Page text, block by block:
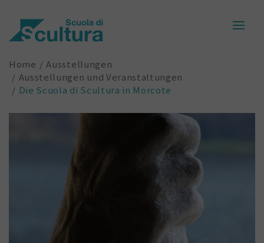
Home
Ausstellungen
Ausstellungen und Veranstaltungen
Die Scuola di Scultura in Morcote